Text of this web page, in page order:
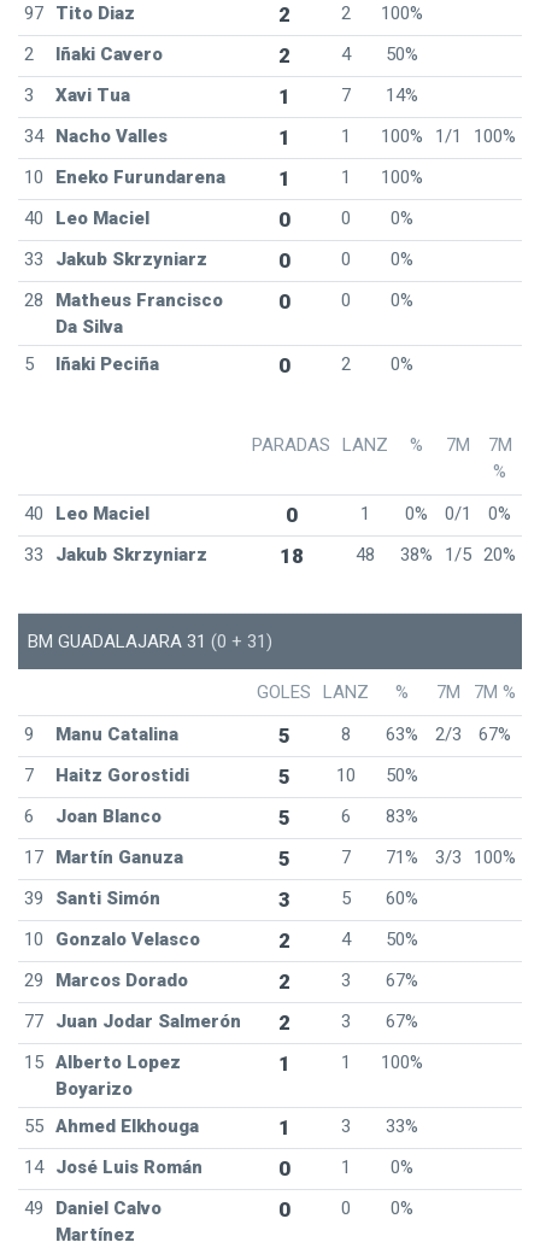
97
Tito Diaz 2 2
100%
2
Iñaki Cavero 2 4
50%
3
Xavi Tua 1 7
14%
34
Nacho Valles 1 1 100% 1/1
100%
10
Eneko Furundarena 1 1
100%
40
Leo Maciel 0 0
0%
33
Jakub Skrzyniarz 0 0
0%
28
Matheus Francisco
Da Silva
0 0 0%
5 Iñaki Peciña 0 2 0%
PARADAS LANZ % 7M
7M
%
40
Leo Maciel 0 1 0% 0/1
0%
33
Jakub Skrzyniarz 18 48 38% 1/5 20%
BM GUADALAJARA 31 (0 + 31)
GOLES LANZ % 7M
7M %
9
Manu Catalina 5 8 63% 2/3
67%
7
Haitz Gorostidi 5 10
50%
6
Joan Blanco 5 6
83%
17
Martín Ganuza 5 7 71% 3/3
100%
39
Santi Simón 3 5
60%
10
Gonzalo Velasco 2 4
50%
29
Marcos Dorado 2 3
67%
77
Juan Jodar Salmerón 2 3
67%
15 Alberto Lopez
Boyarizo
1 1 100%
55 Ahmed Elkhouga 1 3
33%
14
José Luis Román 0 1
0%
49
Daniel Calvo
Martínez
0 0 0%